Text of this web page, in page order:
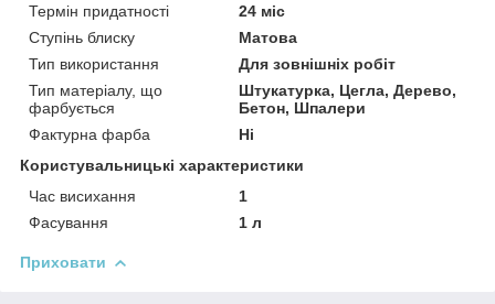
Термін придатності
24 міс
Ступінь блиску
Матова
Тип використання
Для зовнішніх робіт
Тип матеріалу, що
фарбується
Штукатурка, Цегла, Дерево,
Бетон, Шпалери
Фактурна фарба
Ні
Користувальницькі характеристики
Час висихання
1
Фасування
1 л
Приховати